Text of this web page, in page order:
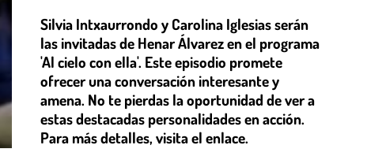
Silvia Intxaurrondo y Carolina Iglesias serán
las invitadas de Henar Álvarez en el programa
'Al cielo con ella'. Este episodio promete
ofrecer una conversación interesante y
amena. No te pierdas la oportunidad de ver a
estas destacadas personalidades en acción.
Para más detalles, visita el enlace.